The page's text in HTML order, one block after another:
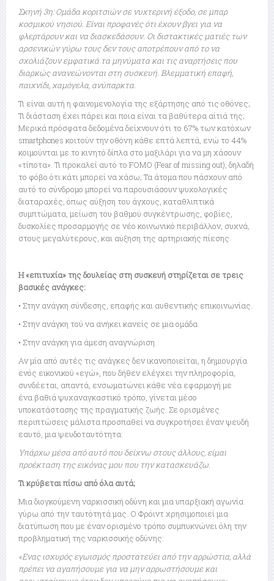
Σκηνή 3η: Ομάδα κοριτσιών σε νυχτερινή έξοδο, σε μπαρ
κοσμικού νησιού. Είναι προφανές ότι έχουν βγει για να
φλερτάρουν και να διασκεδάσουν. Οι διστακτικές ματιές των
αρσενικών γύρω τους δεν τους αποτρέπουν από το να
σχολιάζουν εμφατικά τα μηνύματα και τις αναρτήσεις που
διαρκώς ανανεώνονται στη συσκευή. Βλεμματική επαφή,
παιχνίδι, χαμόγελα, ανύπαρκτα.
Τι είναι αυτή η φαινομενολογία της εξάρτησης από τις οθόνες;
Τι διάσταση έχει πάρει και ποια είναι τα βαθύτερα αίτιά της;
Μερικά πρόσφατα δεδομένα δείχνουν ότι το 67% των κατόχων
smartphones κοιτούν την οθόνη κάθε επτά λεπτά, ενώ το 44%
κοιμούνται με το κινητό δίπλα στο μαξιλάρι για να μη χάσουν
«τίποτα». Τι προκαλεί αυτό το FOMO (Fear of missing out), δηλαδή
το φόβο ότι κάτι μπορεί να χάσω; Τα άτομα που πάσχουν από
αυτό το σύνδρομο μπορεί να παρουσιάσουν ψυχολογικές
διαταραχές, όπως αύξηση του άγχους, καταθλιπτικά
συμπτώματα, μείωση του βαθμού συγκέντρωσης, φοβίες,
δυσκολίες προσαρμογής σε νέο κοινωνικό περιβάλλον, συχνά,
στους μεγαλύτερους, και αύξηση της αρτηριακής πίεσης.
Η «επιτυχία» της δουλείας στη συσκευή στηρίζεται σε τρεις
βασικές ανάγκες:
• Στην ανάγκη σύνδεσης, επαφής και αυθεντικής επικοινωνίας.
• Στην ανάγκη τού να ανήκει κανείς σε μια ομάδα.
• Στην ανάγκη για άμεση αναγνώριση.
Αν μία από αυτές τις ανάγκες δεν ικανοποιείται, η δημιουργία
ενός εικονικού «εγώ», που δήθεν ελέγχει την πληροφορία,
συνδέεται, απαντά, ενσωματώνει κάθε νέα εφαρμογή με
ένα βαθιά ψυχαναγκαστικό τρόπο, γίνεται μέσο
υποκατάστασης της πραγματικής ζωής. Σε ορισμένες
περιπτώσεις μάλιστα προσπαθεί να συγκροτήσει έναν ψευδή
εαυτό, μια ψευδοταυτότητα:
Υπάρχω μέσα από αυτό που δείχνω στους άλλους, είμαι
προέκταση της εικόνας μου που την κατασκευάζω.
Τι κρύβεται πίσω από όλα αυτά;
Μια διογκούμενη ναρκισσική οδύνη και μια υπαρξιακή αγωνία
γύρω από την ταυτότητά μας. Ο Φρόιντ χρησιμοποιεί μια
διατύπωση που με έναν ορισμένο τρόπο συμπυκνώνει όλη την
προβληματική της ναρκισσικής οδύνης:
«Ενας ισχυρός εγωισμός προστατεύει από την αρρώστια, αλλά
πρέπει να αγαπήσουμε για να μην αρρωστήσουμε και